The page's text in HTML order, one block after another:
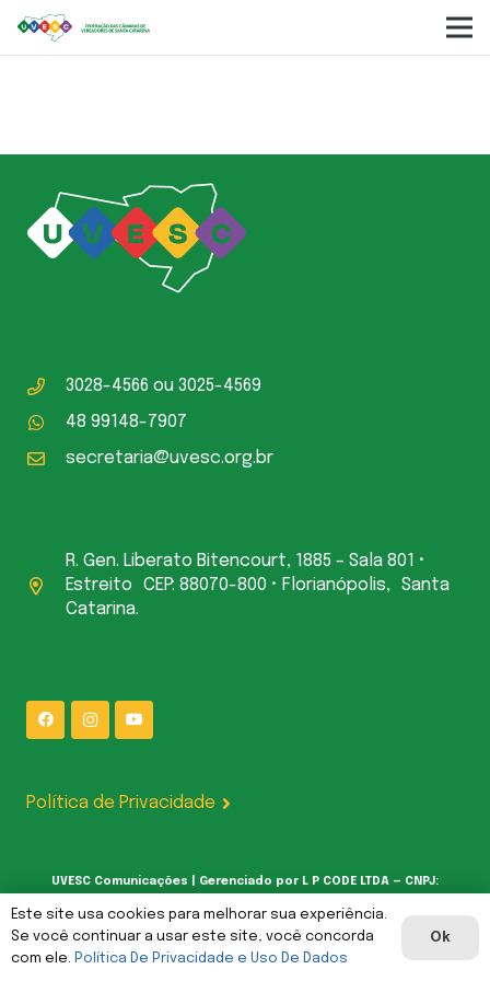
3028-4566 ou 3025-4569
48 99148-7907
secretaria@uvesc.org.br
R. Gen. Liberato Bitencourt, 1885 – Sala 801 •
Estreito CEP: 88070-800 • Florianópolis, Santa
Catarina.
Política de Privacidade
UVESC Comunicações | Gerenciado por L P CODE LTDA — CNPJ:
62.387.377/0001-00
Este site usa cookies para melhorar sua experiência.
Se você continuar a usar este site, você concorda
com ele. Política De Privacidade e Uso De Dados
Ok